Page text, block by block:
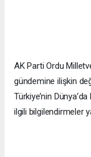
AK Parti Ordu
gündemine ilişkin
Türkiye’nin
ilgili bilgilendirmeler